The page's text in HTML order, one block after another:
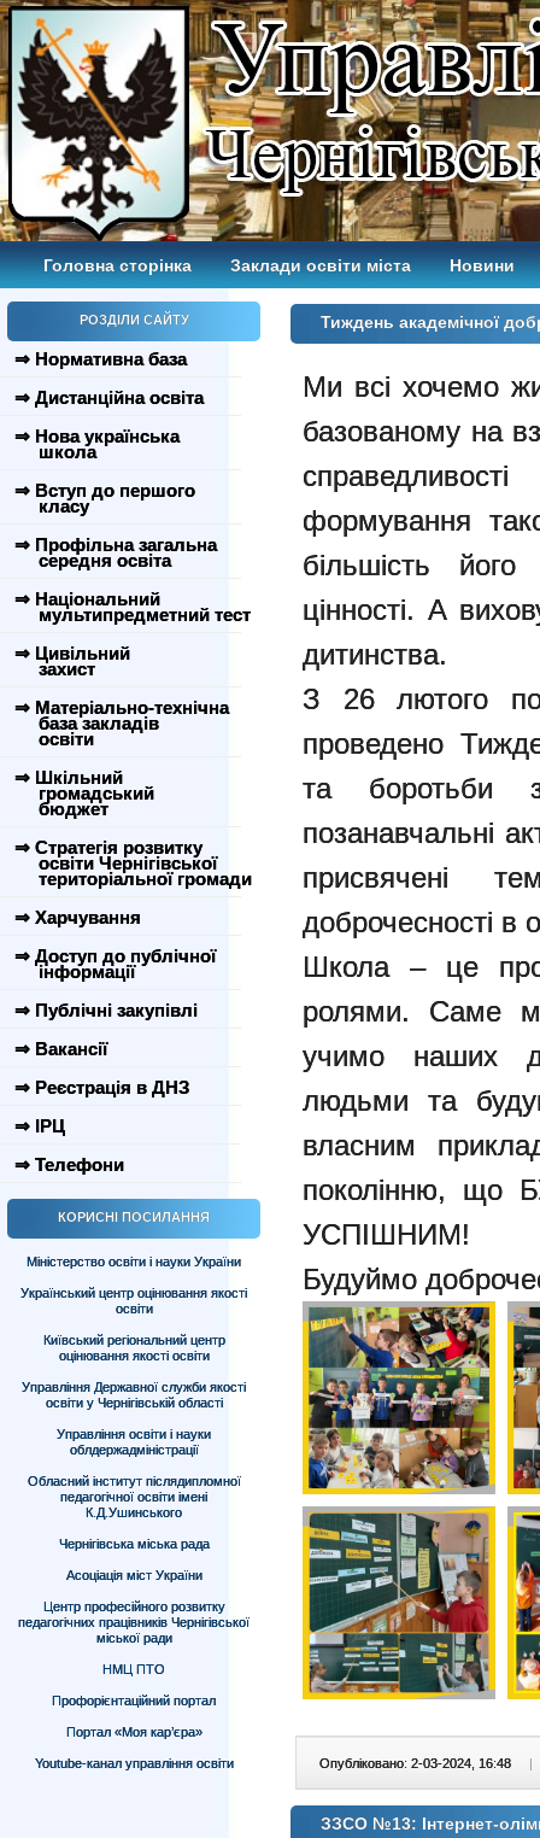
Головна сторінка Заклади освіти міста Новини
РОЗДІЛИ САЙТУ
⇒ Нормативна база
⇒ Дистанційна освіта
⇒ Нова українська
школа
⇒ Вступ до першого
класу
⇒ Профільна загальна
середня освіта
⇒ Національний
мультипредметний тест
⇒ Цивільний
захист
⇒ Матеріально-технічна
база закладів
освіти
⇒ Шкільний
громадський
бюджет
⇒ Стратегія розвитку
освіти Чернігівської
територіальної громади
⇒ Харчування
⇒ Доступ до публічної
інформації
⇒ Публічні закупівлі
⇒ Вакансії
⇒ Реєстрація в ДНЗ
⇒ ІРЦ
⇒ Телефони
КОРИСНІ ПОСИЛАННЯ
Міністерство освіти і науки України
Український центр оцінювання якості
освіти
Київський регіональний центр
оцінювання якості освіти
Управління Державної служби якості
освіти у Чернігівській області
Управління освіти і науки
облдержадміністрації
Обласний інститут післядипломної
педагогічної освіти імені
К.Д.Ушинського
Чернігівська міська рада
Асоціація міст України
Центр професійного розвитку
педагогічних працівників Чернігівської
міської ради
НМЦ ПТО
Профорієнтаційний портал
Портал «Моя кар’єра»
Youtube-канал управління освіти
Тиждень академічної
Ми всі хочемо
базованому на
формування
більшість
цінності. А
дитинства.
З 26 лютого
проведено
та боротьби
позанавчальні
присвячені
доброчесності в
Школа – це
ролями. Саме
учимо наших
людьми та
власним
поколінню,
УСПІШНИМ!
Будуймо
Опубліковано: 2-03-2024, 16:48 |
ЗЗСО №13: Інтернет-